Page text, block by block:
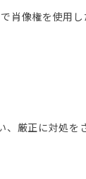
肖像権を使用
厳正に対処を